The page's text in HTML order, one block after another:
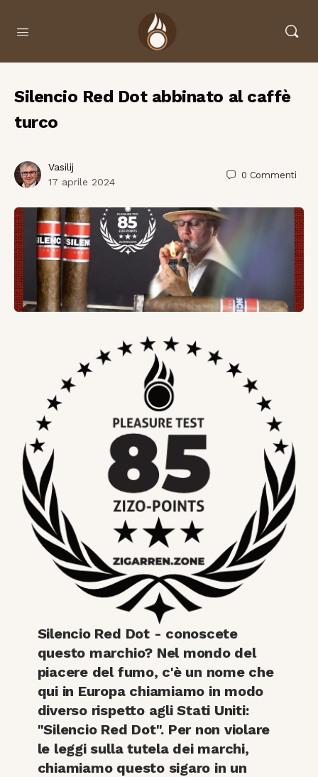
Silencio Red Dot abbinato al caffè
turco
Vasilij
17 aprile 2024
0 Commenti
Silencio Red Dot - conoscete
questo marchio? Nel mondo del
piacere del fumo, c'è un nome che
qui in Europa chiamiamo in modo
diverso rispetto agli Stati Uniti:
"Silencio Red Dot". Per non violare
le leggi sulla tutela dei marchi,
chiamiamo questo sigaro in un